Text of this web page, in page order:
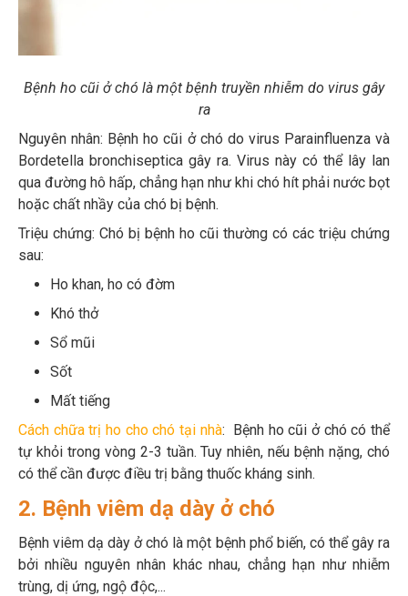
Bệnh ho cũi ở chó là một bệnh truyền nhiễm do virus gây
ra
Nguyên nhân: Bệnh ho cũi ở chó do virus Parainfluenza và
Bordetella bronchiseptica gây ra. Virus này có thể lây lan
qua đường hô hấp, chẳng hạn như khi chó hít phải nước bọt
hoặc chất nhầy của chó bị bệnh.
Triệu chứng: Chó bị bệnh ho cũi thường có các triệu chứng
sau:
Ho khan, ho có đờm
Khó thở
Sổ mũi
Sốt
Mất tiếng
Cách chữa trị ho cho chó tại nhà: Bệnh ho cũi ở chó có thể
tự khỏi trong vòng 2-3 tuần. Tuy nhiên, nếu bệnh nặng, chó
có thể cần được điều trị bằng thuốc kháng sinh.
2. Bệnh viêm dạ dày ở chó
Bệnh viêm dạ dày ở chó là một bệnh phổ biến, có thể gây ra
bởi nhiều nguyên nhân khác nhau, chẳng hạn như nhiễm
trùng, dị ứng, ngộ độc,...